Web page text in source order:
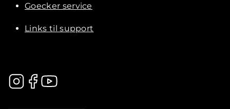
Goecker service
Links til support